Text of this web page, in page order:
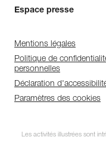
Espace presse
Mentions légales
Politique de
personnelles
Déclaration
Paramètres des cookies
Les activités illustrées sont